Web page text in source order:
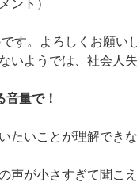
ント）
す。よろしくお願
いようでは、社会人失
量で！
たいことが理解でき
声が小さすぎて聞こ